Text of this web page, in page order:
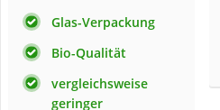
Glas-Verpackung
Bio-Qualität
vergleichsweise
geringer